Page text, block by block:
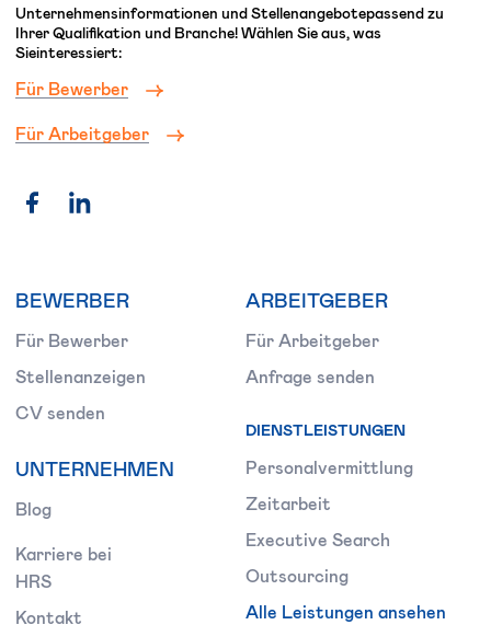
Unternehmensinformationen und Stellenangebotepassend zu
Ihrer Qualifikation und Branche! Wählen Sie aus, was
Sieinteressiert:
Für Bewerber
Für Arbeitgeber
BEWERBER
Für Bewerber
Stellenanzeigen
CV senden
UNTERNEHMEN
Blog
Karriere bei
HRS
Kontakt
ARBEITGEBER
Für Arbeitgeber
Anfrage senden
DIENSTLEISTUNGEN
Personalvermittlung
Zeitarbeit
Executive Search
Outsourcing
Alle Leistungen ansehen